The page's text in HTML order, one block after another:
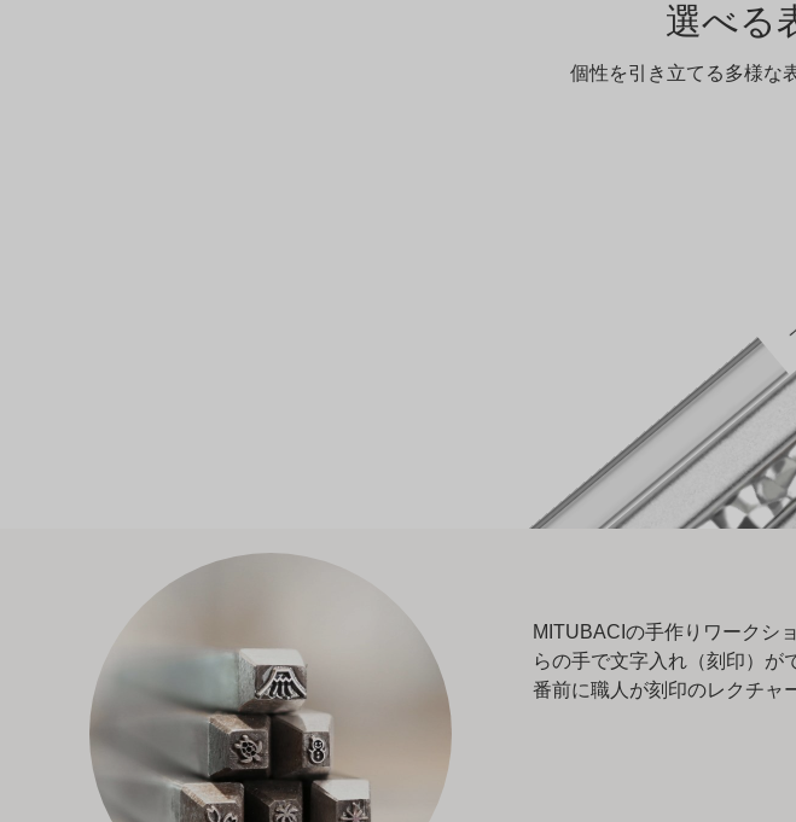
選べる
個性を引き立てる多様な
MITUBACIの手作りワークシ
らの手で文字入れ（刻印）が
番前に職人が刻印のレクチャ